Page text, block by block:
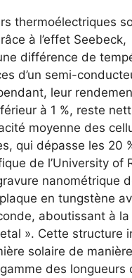
thermoélectriques
à l’effet Seebeck,
différence de
d’un semi-
leur
à 1 %, reste
moyenne des
qui dépasse les 20
de l’University of
nanométrique
en tungstène
aboutissant à la
». Cette structure
solaire de
des longueurs